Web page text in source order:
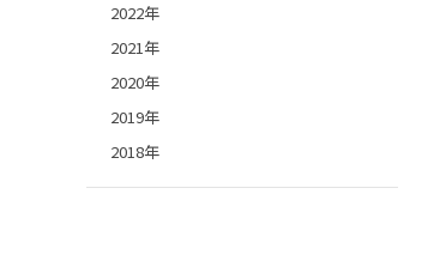
2022年
2021年
2020年
2019年
2018年